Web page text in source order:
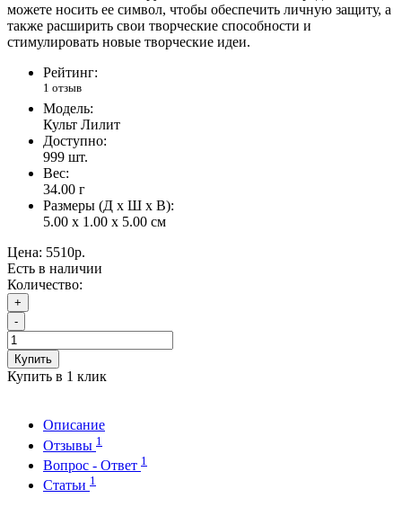
можете носить ее символ, чтобы обеспечить личную защиту, а
также расширить свои творческие способности и
стимулировать новые творческие идеи.
Рейтинг:
1 отзыв
Модель:
Культ Лилит
Доступно:
999 шт.
Вес:
34.00 г
Размеры (Д x Ш x В):
5.00 x 1.00 x 5.00 см
Цена: 5510р.
Есть в наличии
Количество:
+
-
Купить
Купить в 1 клик
Описание
Отзывы 1
Вопрос - Ответ 1
Статьи 1